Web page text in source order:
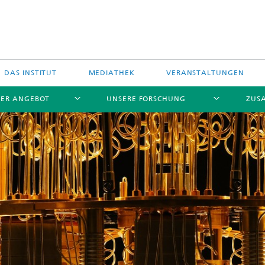
DAS INSTITUT MEDIATHEK VERANSTALTUNGEN
ANGEBOT UNSERE FORSCHUNG